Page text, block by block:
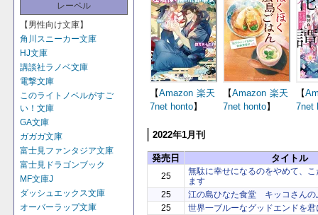
レーベル
【男性向け文庫】
角川スニーカー文庫
HJ文庫
講談社ラノベ文庫
電撃文庫
このライトノベルがすご
い！文庫
GA文庫
ガガガ文庫
富士見ファンタジア文庫
富士見ドラゴンブック
MF文庫J
ダッシュエックス文庫
オーバーラップ文庫
【Amazon 楽天
7net honto】
【Amazon 楽天
7net honto】
【
7net
2022年1月刊
発売日 タイトル
25
無駄に幸せになるのをやめて、
ます
25
江の島ひなた食堂 キッコさんの
25
世界一ブルーなグッドエンドを君